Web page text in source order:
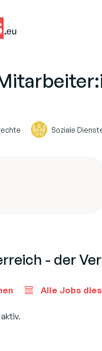
Soziale
- der
Alle Jobs